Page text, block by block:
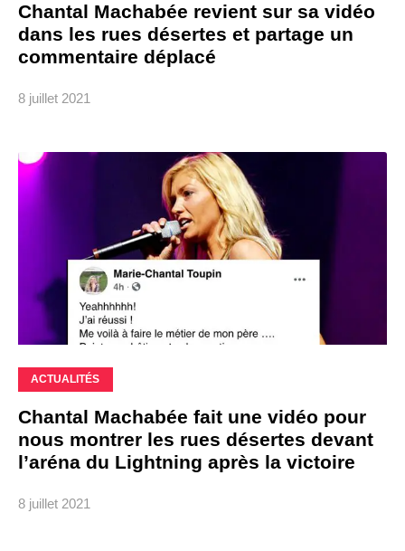
Chantal Machabée revient sur sa vidéo
dans les rues désertes et partage un
commentaire déplacé
8 juillet 2021
ACTUALITÉS
Chantal Machabée fait une vidéo pour
nous montrer les rues désertes devant
l’aréna du Lightning après la victoire
8 juillet 2021